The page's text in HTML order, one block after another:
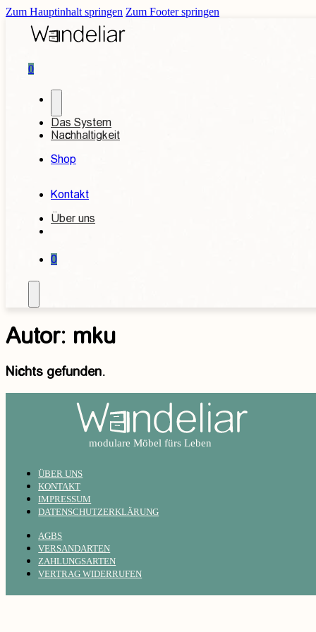
Zum Hauptinhalt springen Zum Footer springen
0
Das System
Nachhaltigkeit
Shop
Kontakt
Über uns
0
220cm - extralange Betten
Autor: mku
Nichts gefunden.
ÜBER UNS
KONTAKT
IMPRESSUM
DATENSCHUTZERKLÄRUNG
AGBS
VERSANDARTEN
ZAHLUNGSARTEN
VERTRAG WIDERRUFEN